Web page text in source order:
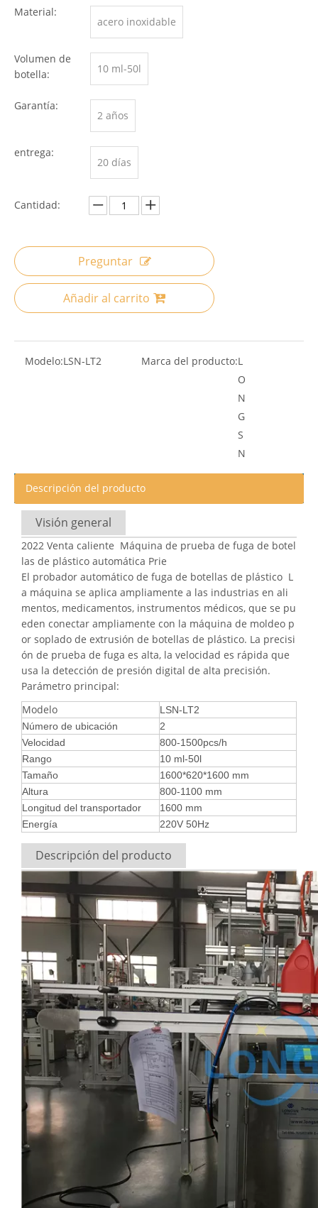
Material:
acero inoxidable
Volumen de
botella:
10 ml-50l
Garantía:
2 años
entrega:
20 días
Cantidad:
Preguntar
Añadir al carrito
Modelo:LSN-LT2 Marca del producto:L
O
N
G
S
N
Descripción del producto
Visión general
2022 Venta caliente Máquina de prueba de fuga de botel
las de plástico automática Prie
El probador automático de fuga de botellas de plástico L
a máquina se aplica ampliamente a las industrias en ali
mentos, medicamentos, instrumentos médicos, que se pu
eden conectar ampliamente con la máquina de moldeo p
or soplado de extrusión de botellas de plástico. La precisi
ón de prueba de fuga es alta, la velocidad es rápida que
usa la detección de presión digital de alta precisión.
Parámetro principal:
Modelo
LSN-LT2
Número de ubicación
2
Velocidad
800-1500pcs/h
Rango
10 ml-50l
Tamaño
1600*620*1600 mm
Altura
800-1100 mm
Longitud del transportador
1600 mm
Energía
220V 50Hz
Descripción del producto